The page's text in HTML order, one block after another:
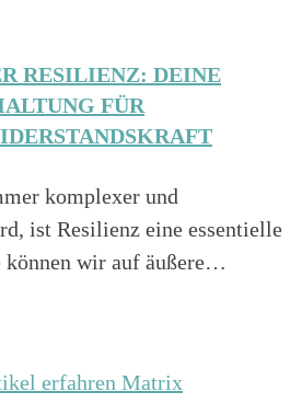
RESILIENZ: DEINE
FÜR
komplexer und
ist Resilienz eine essentielle
können wir auf äußere…